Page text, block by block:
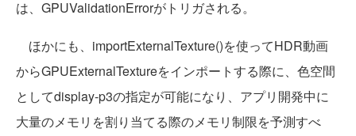
は、GPUValidationErrorがトリガされる。
ほかにも、importExternalTexture()を使ってHDR動画
からGPUExternalTextureをインポートする際に、色空間
としてdisplay-p3の指定が可能になり、アプリ開発中に
大量のメモリを割り当てる際のメモリ制限を予測すべ